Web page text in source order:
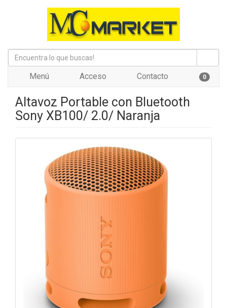
Menú Acceso Contacto 0
Altavoz Portable con Bluetooth
Sony XB100/ 2.0/ Naranja